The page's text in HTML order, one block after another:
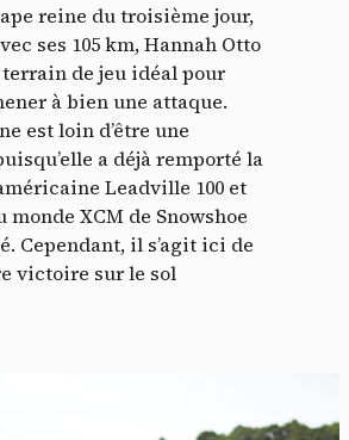
reine du troisième jour,
ses 105 km, Hannah Otto
de jeu idéal pour
à bien une attaque.
est loin d’être une
a déjà remporté la
Leadville 100 et
monde XCM de Snowshoe
Cependant, il s’agit ici de
victoire sur le sol